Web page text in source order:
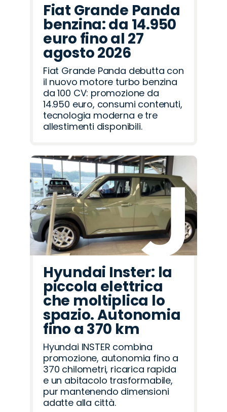
Fiat Grande Panda
benzina: da 14.950
euro fino al 27
agosto 2026
Fiat Grande Panda debutta con
il nuovo motore turbo benzina
da 100 CV: promozione da
14.950 euro, consumi contenuti,
tecnologia moderna e tre
allestimenti disponibili.
Hyundai Inster: la
piccola elettrica
che moltiplica lo
spazio. Autonomia
fino a 370 km
Hyundai INSTER combina
promozione, autonomia fino a
370 chilometri, ricarica rapida
e un abitacolo trasformabile,
pur mantenendo dimensioni
adatte alla città.